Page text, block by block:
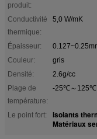
produit:
Conductivité
thermique:
5,0 W/mK
Épaisseur:
Couleur:
gris
Densité:
2.6g/cc
Plage de
température:
-25℃～125℃
Le point fort: isolants
Matériaux